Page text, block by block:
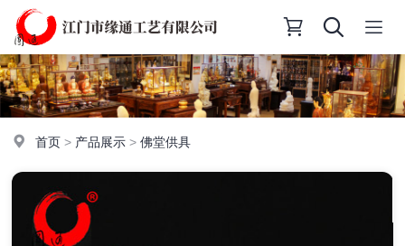
首页 > 产品展示 >佛堂供具